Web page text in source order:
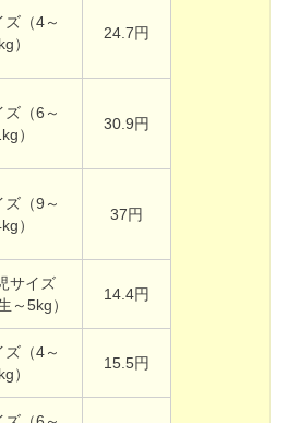
ズ（4～
）
24.7円
ズ（6～
）
30.9円
ズ（9～
）
37円
サイズ
～5kg）
14.4円
ズ（4～
）
15.5円